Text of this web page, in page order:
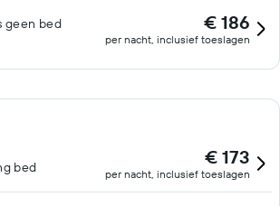
geen bed
€ 186
per nacht, inclusief toeslagen
bed € 173
per nacht, inclusief toeslagen